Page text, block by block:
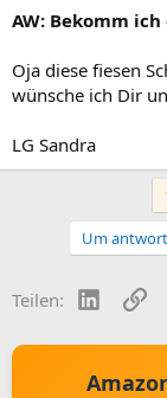
AW: Bekomm
Oja diese fiesen
wünsche ich Dir
LG Sandra
Um
Teilen: LinkedIn